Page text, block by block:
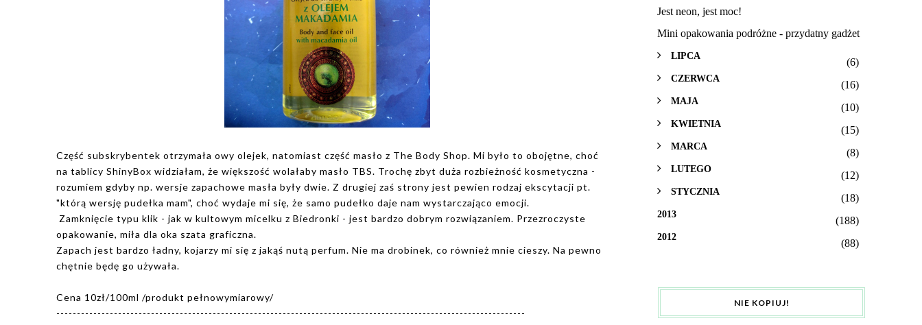
Część subskrybentek otrzymała owy olejek, natomiast część masło z The Body Shop. Mi było to obojętne, choć
na tablicy ShinyBox widziałam, że większość wolałaby masło TBS. Trochę zbyt duża rozbieżność kosmetyczna -
rozumiem gdyby np. wersje zapachowe masła były dwie. Z drugiej zaś strony jest pewien rodzaj ekscytacji pt.
"którą wersję pudełka mam", choć wydaje mi się, że samo pudełko daje nam wystarczająco emocji.
Zamknięcie typu klik - jak w kultowym micelku z Biedronki - jest bardzo dobrym rozwiązaniem. Przezroczyste
opakowanie, miła dla oka szata graficzna.
Zapach jest bardzo ładny, kojarzy mi się z jakąś nutą perfum. Nie ma drobinek, co również mnie cieszy. Na pewno
chętnie będę go używała.
Cena 10zł/100ml /produkt pełnowymiarowy/
------------------------------------------------------------------------------------------------------------------
Jest neon, jest moc!
Mini opakowania podróżne - przydatny gadżet
LIPCA
(6)
CZERWCA
(16)
MAJA
(10)
KWIETNIA
(15)
MARCA
(8)
LUTEGO
(12)
STYCZNIA
(18)
2013
(188)
2012
(88)
NIE KOPIUJ!